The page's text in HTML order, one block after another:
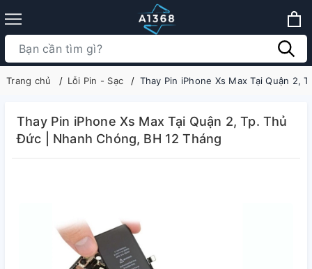
Trang chủ Lỗi Pin - Sạc Thay Pin iPhone Xs Max Tại Quận 2,
Thay Pin iPhone Xs Max Tại Quận 2, Tp. Thủ
Đức | Nhanh Chóng, BH 12 Tháng